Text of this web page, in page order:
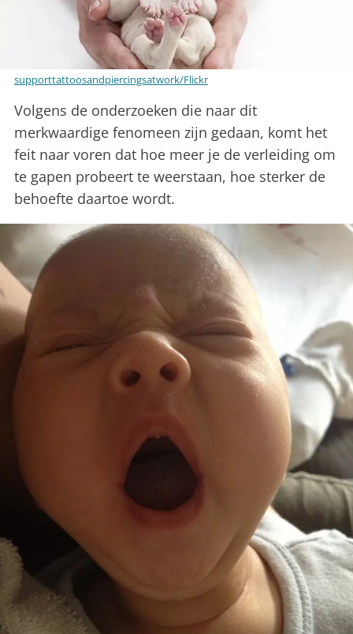
supporttattoosandpiercingsatwork/Flickr
Volgens de onderzoeken die naar dit
merkwaardige fenomeen zijn gedaan, komt het
feit naar voren dat hoe meer je de verleiding om
te gapen probeert te weerstaan, hoe sterker de
behoefte daartoe wordt.